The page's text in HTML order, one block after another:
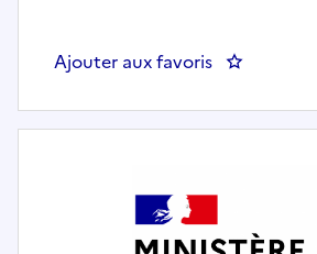
Ajouter aux favoris :